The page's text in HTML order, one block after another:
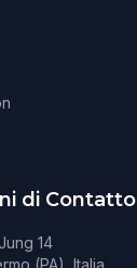
di Contatto
14
(PA), Italia